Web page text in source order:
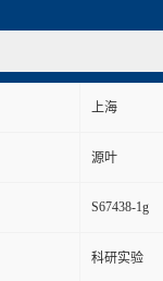
上海
源叶
S67438-1g
科研实验